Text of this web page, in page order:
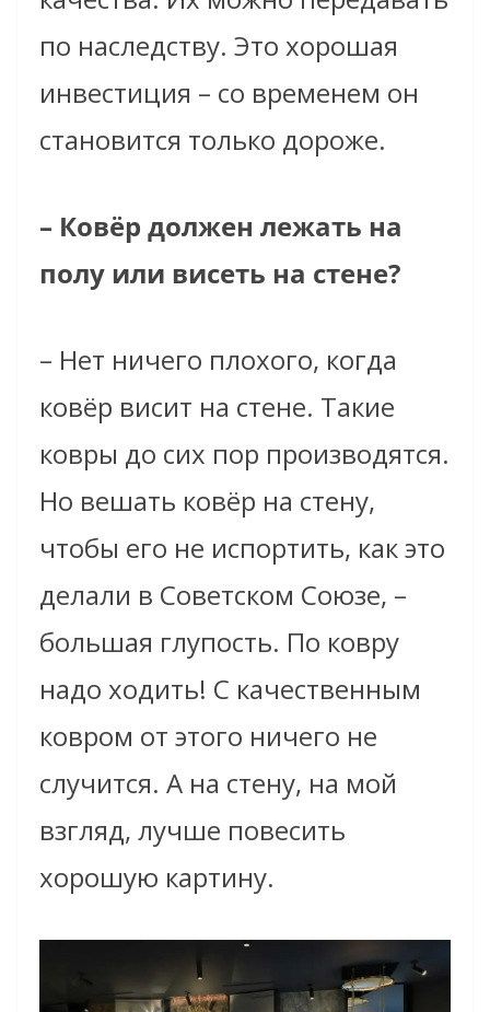
по наследству. Это хорошая
инвестиция – со временем он
становится только дороже.
– Ковёр должен лежать на
полу или висеть на стене?
– Нет ничего плохого, когда
ковёр висит на стене. Такие
ковры до сих пор производятся.
Но вешать ковёр на стену,
чтобы его не испортить, как это
делали в Советском Союзе, –
большая глупость. По ковру
надо ходить! С качественным
ковром от этого ничего не
случится. А на стену, на мой
взгляд, лучше повесить
хорошую картину.